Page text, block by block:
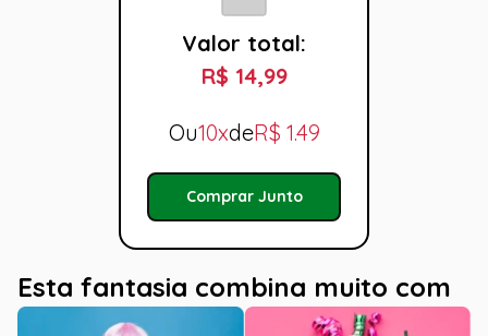
Valor total:
R$ 14,99
Ou10xdeR$ 1.49
Comprar Junto
Esta fantasia combina muito com